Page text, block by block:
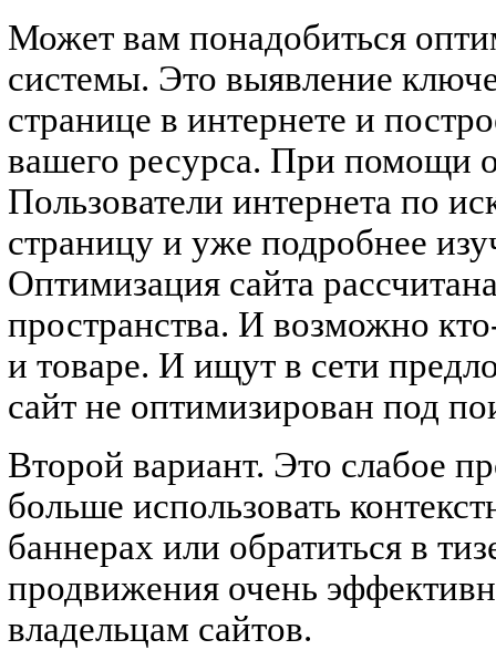
Может вам понадобиться
системы. Это выявление
странице в интернете и
вашего ресурса. При помощи
Пользователи интернета по
страницу и уже подробнее
Оптимизация сайта
пространства. И возможно
и товаре. И ищут в сети
сайт не оптимизирован под
Второй вариант. Это слабое
больше использовать
баннерах или обратиться в
продвижения очень
владельцам сайтов.